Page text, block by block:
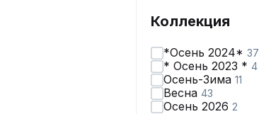
Коллекция
*Осень 2024* 37
* Осень 2023 * 4
Осень-Зима 11
Весна 43
Осень 2026 2